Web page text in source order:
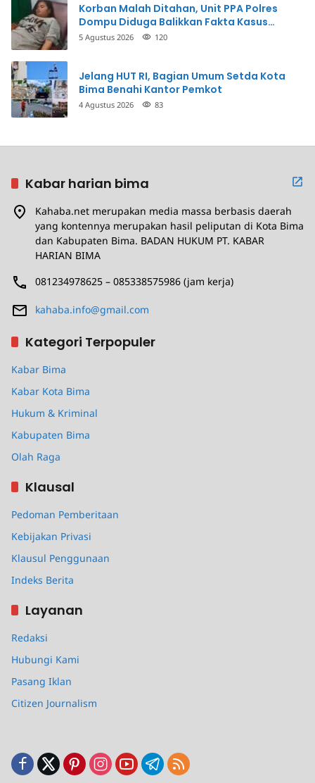
Korban Malah Ditahan, Unit PPA Polres
Dompu Diduga Balikkan Fakta Kasus
Penganiayaan
5 Agustus 2026 120
Jelang HUT RI, Bagian Umum Setda Kota
Bima Benahi Kantor Pemkot
4 Agustus 2026 83
Kabar harian bima
Kahaba.net merupakan media massa berbasis daerah
yang kontennya merupakan hasil peliputan di Kota Bima
dan Kabupaten Bima. BADAN HUKUM PT. KABAR
HARIAN BIMA
081234978625 – 085338575986 (jam kerja)
kahaba.info@gmail.com
Kategori Terpopuler
Kabar Bima
Kabar Kota Bima
Hukum & Kriminal
Kabupaten Bima
Olah Raga
Klausal
Pedoman Pemberitaan
Kebijakan Privasi
Klausul Penggunaan
Indeks Berita
Layanan
Redaksi
Hubungi Kami
Pasang Iklan
Citizen Journalism